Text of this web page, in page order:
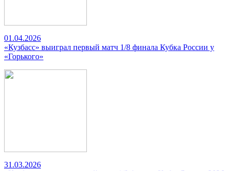
01.04.2026
«Кузбасс» выиграл первый матч 1/8 финала Кубка России у
«Горького»
31.03.2026